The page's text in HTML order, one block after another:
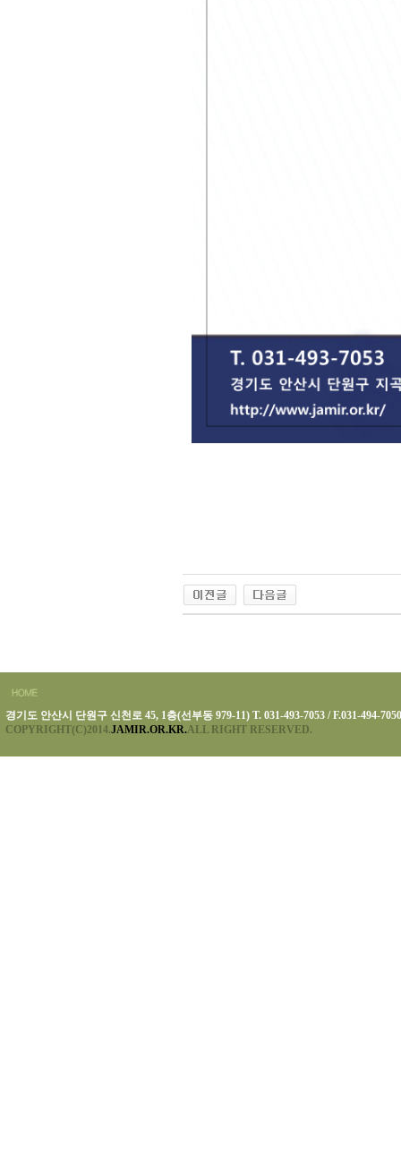
경기도 안산시 단원구 신천로 45, 1층(선부동 979-11) T. 031-493-7053 / F.031-494-7050
COPYRIGHT(C)2014.JAMIR.OR.KR.ALL RIGHT RESERVED.